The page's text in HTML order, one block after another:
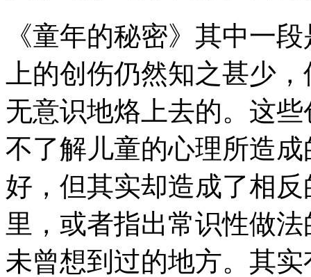
《童年的秘密》其中一
上的创伤仍然知之甚少
无意识地烙上去的。这
不了解儿童的心理所造
好，但其实却造成了相
里，或者指出常识性做
未曾想到过的地方。其